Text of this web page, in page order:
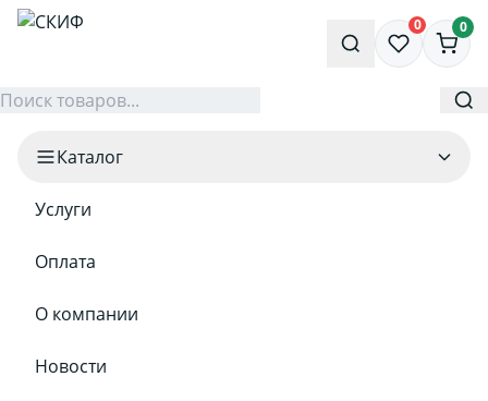
0 0
Каталог
Услуги
Оплата
О компании
Новости